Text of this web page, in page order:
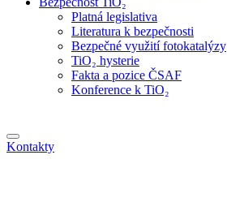
Platná legislativa
Literatura k bezpečnosti
Bezpečné využití fotokatalýzy
TiO₂ hysterie
Fakta a pozice ČSAF
Konference k TiO₂
Kontakty